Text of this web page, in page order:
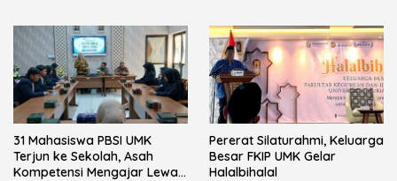
31 Mahasiswa PBSI UMK
Terjun ke Sekolah, Asah
Kompetensi Mengajar Lewat
Pererat Silaturahmi, Keluarga
Besar FKIP UMK Gelar
Halalbihalal